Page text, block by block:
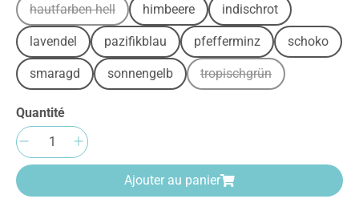
hautfarben hell(Cette option n'est pas disponible pour le moment.)
himbeere indischrot
lavendel pazifikblau pfefferminz schoko
smaragd sonnengelb tropischgrün(Cette option n'est pas
Quantité
Quantité de produit : Entrez la quantité
Ajouter au panier